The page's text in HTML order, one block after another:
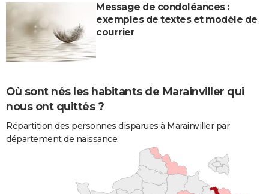
Message de condoléances :
exemples de textes et modèle de
courrier
Où sont nés les habitants de Marainviller qui
nous ont quittés ?
Répartition des personnes disparues à Marainviller par
département de naissance.